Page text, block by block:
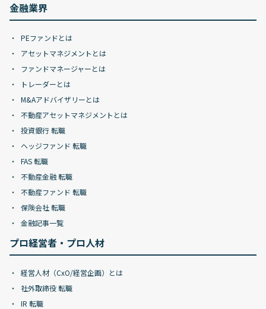
金融業界
PEファンドとは
アセットマネジメントとは
ファンドマネージャーとは
トレーダーとは
M&Aアドバイザリーとは
不動産アセットマネジメントとは
投資銀行 転職
ヘッジファンド 転職
FAS 転職
不動産金融 転職
不動産ファンド 転職
保険会社 転職
金融記事一覧
プロ経営者・プロ人材
経営人材（CxO/経営企画）とは
社外取締役 転職
IR 転職